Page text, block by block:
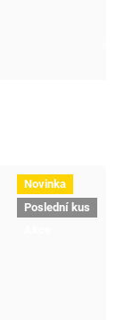
Novinka
Poslední kus